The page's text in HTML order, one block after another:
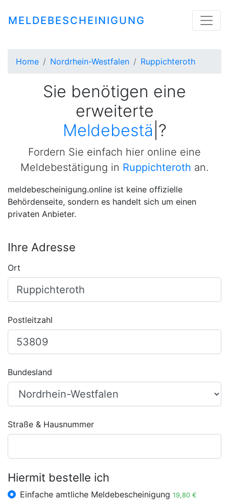
MELDEBESCHEINIGUNG
Home Nordrhein-Westfalen Ruppichteroth
Sie benötigen eine
erweiterte
Meldebestätigung
Fordern Sie einfach hier online eine
Meldebestätigung in Ruppichteroth an.
meldebescheinigung.online ist keine offizielle
Behördenseite, sondern es handelt sich um einen
privaten Anbieter.
Ihre Adresse
Ort
Postleitzahl
Bundesland
Straße & Hausnummer
Hiermit bestelle ich
Einfache amtliche Meldebescheinigung 19,80 €